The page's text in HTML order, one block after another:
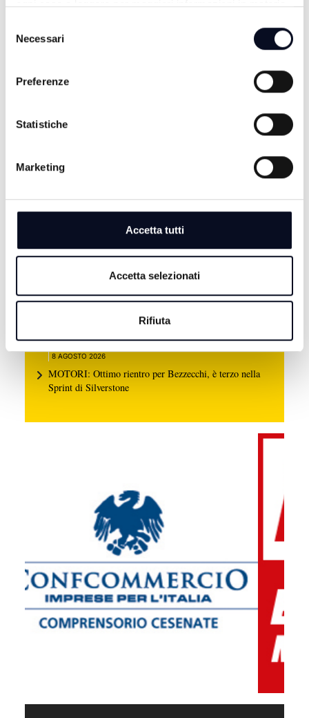
ogni caso a leggere per maggiori informazioni in materia
delNecessari
Preferenze
Statistiche
Marketing
Accetta tutti
Accetta selezionati
Rifiuta
CALCIO: Ravenna, si comincia a Benevento,
8 AGOSTO 2026
GALLIPOLI: Ragazzo 19enne morto in mare, era nipote
consigliera E-R Elena Ugolini
8 AGOSTO 2026
MOTORI: Ottimo rientro per Bezzecchi, è terzo nella
Sprint di Silverstone